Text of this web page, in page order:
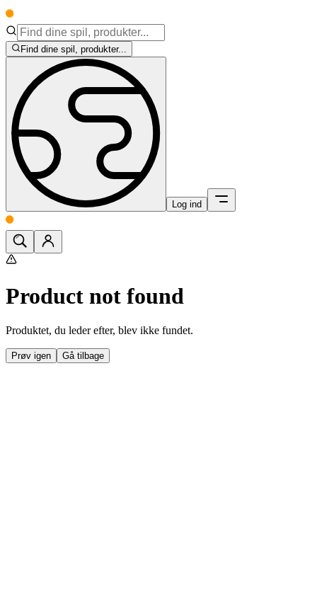
Find dine spil, produkter...
Log ind
Product not found
Produktet, du leder efter, blev ikke fundet.
Prøv igen Gå tilbage